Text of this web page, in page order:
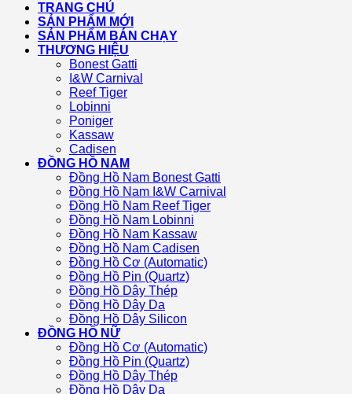
TRANG CHỦ
SẢN PHẨM MỚI
SẢN PHẨM BÁN CHẠY
THƯƠNG HIỆU
Bonest Gatti
I&W Carnival
Reef Tiger
Lobinni
Poniger
Kassaw
Cadisen
ĐỒNG HỒ NAM
Đồng Hồ Nam Bonest Gatti
Đồng Hồ Nam I&W Carnival
Đồng Hồ Nam Reef Tiger
Đồng Hồ Nam Lobinni
Đồng Hồ Nam Kassaw
Đồng Hồ Nam Cadisen
Đồng Hồ Cơ (Automatic)
Đồng Hồ Pin (Quartz)
Đồng Hồ Dây Thép
Đồng Hồ Dây Da
Đồng Hồ Dây Silicon
ĐỒNG HỒ NỮ
Đồng Hồ Cơ (Automatic)
Đồng Hồ Pin (Quartz)
Đồng Hồ Dây Thép
Đồng Hồ Dây Da